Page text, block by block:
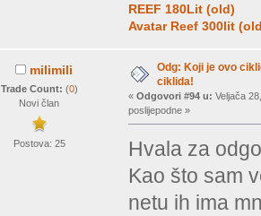
REEF 180Lit (old)
Avatar Reef 300lit
milimili
Trade Count: (0)
Novi član
Postova: 25
Odg: Koji je ovo
ciklida!
« Odgovori #94 u: Veljača
poslijepodne »
Hvala za
Kao što sam
netu ih ima